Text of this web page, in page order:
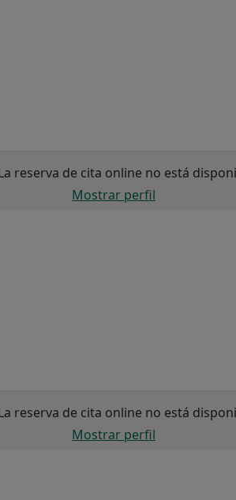
reserva de cita online no está
Mostrar perfil
reserva de cita online no está
Mostrar perfil